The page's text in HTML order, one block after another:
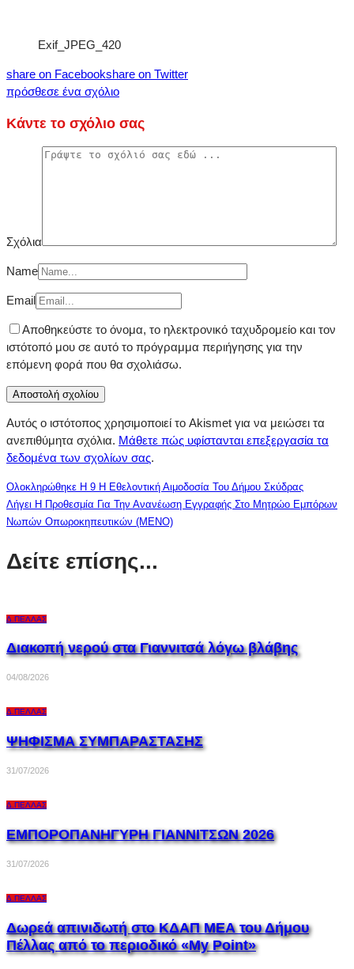
Exif_JPEG_420
share on Facebookshare on Twitter
πρόσθεσε ένα σχόλιο
Κάντε το σχόλιο σας
Σχόλια
Name
Email
Αποθηκεύστε το όνομα, το ηλεκτρονικό ταχυδρομείο και τον
ιστότοπό μου σε αυτό το πρόγραμμα περιήγησης για την
επόμενη φορά που θα σχολιάσω.
Αυτός ο ιστότοπος χρησιμοποιεί το Akismet για να μειώσει τα
ανεπιθύμητα σχόλια. Μάθετε πώς υφίστανται επεξεργασία τα
δεδομένα των σχολίων σας.
Ολοκληρώθηκε Η 9 Η Εθελοντική Αιμοδοσία Του Δήμου Σκύδρας
Λήγει Η Προθεσμία Για Την Ανανέωση Εγγραφής Στο Μητρώο Εμπόρων
Νωπών Οπωροκηπευτικών (ΜΕΝΟ)
Δείτε επίσης...
Δ.ΠΈΛΛΑΣ
Διακοπή νερού στα Γιαννιτσά λόγω βλάβης
04/08/2026
Δ.ΠΈΛΛΑΣ
ΨΗΦΙΣΜΑ ΣΥΜΠΑΡΑΣΤΑΣΗΣ
31/07/2026
Δ.ΠΈΛΛΑΣ
ΕΜΠΟΡΟΠΑΝΗΓΥΡΗ ΓΙΑΝΝΙΤΣΩΝ 2026
31/07/2026
Δ.ΠΈΛΛΑΣ
Δωρεά απινιδωτή στο ΚΔΑΠ ΜΕΑ του Δήμου
Πέλλας από το περιοδικό «My Point»